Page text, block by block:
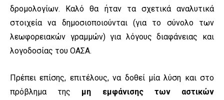
δρομολογίων. Καλό θα ήταν τα σχετικά αναλυτικά
στοιχεία να δημοσιοποιούνται (για το σύνολο των
λεωφορειακών γραμμών) για λόγους διαφάνειας και
λογοδοσίας του ΟΑΣΑ.
Πρέπει επίσης, επιτέλους, να δοθεί μία λύση και στο
πρόβλημα της μη εμφάνισης των αστικών